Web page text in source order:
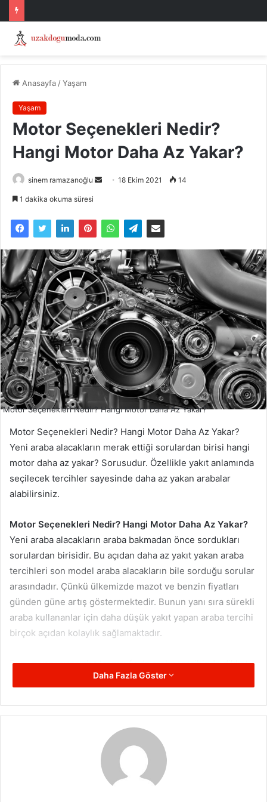
Anasayfa /Yaşam
Yaşam
Motor Seçenekleri Nedir?
Hangi Motor Daha Az Yakar?
sinem ramazanoğlu
Bir
göndermek
18 Ekim 2021 14
1 dakika okuma süresi
Motor Seçenekleri Nedir? Hangi Motor Daha Az Yakar?
Motor Seçenekleri Nedir? Hangi Motor Daha Az Yakar?
Yeni araba alacakların merak ettiği sorulardan birisi hangi
motor daha az yakar? Sorusudur. Özellikle yakıt anlamında
seçilecek tercihler sayesinde daha az yakan arabalar
alabilirsiniz.
Motor Seçenekleri Nedir? Hangi Motor Daha Az Yakar?
Yeni araba alacakların araba bakmadan önce sordukları
sorulardan birisidir. Bu açıdan daha az yakıt yakan araba
tercihleri son model araba alacakların bile sorduğu sorular
arasındadır. Çünkü ülkemizde mazot ve benzin fiyatları
günden güne artış göstermektedir. Bunun yanı sıra sürekli
araba kullananlar için daha düşük yakıt yapan araba tercihi
birçok açıdan kolaylık sağlamaktadır.
Bunun yanı sıra yakıt tasarrufu da araba tercihinde dikkat
çeken durumlar arasındadır.Motor benzin fiyatları
Motor Seçenekleri Nedir?
Araba alacağınız zaman motor seçeneklerini bilmemiz
gerekir. Çünkü motor seçenekleri sayesinde arabanın
Daha Fazla Göster